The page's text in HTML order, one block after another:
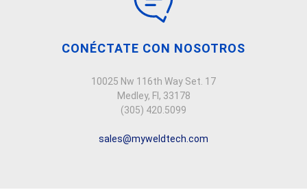
CONÉCTATE CON NOSOTROS
10025 Nw 116th Way Set. 17
Medley, Fl, 33178
(305) 420.5099
sales@myweldtech.com